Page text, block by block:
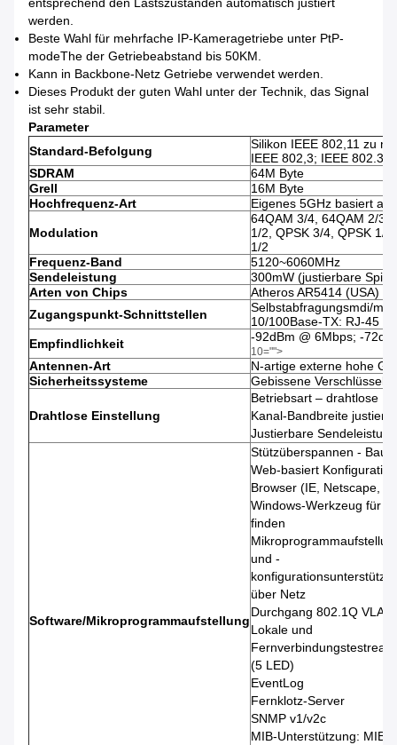
entsprechend den Lastszuständen automatisch justiert
werden.
Beste Wahl für mehrfache IP-Kameragetriebe unter PtP-
modeThe der Getriebeabstand bis 50KM.
Kann in Backbone-Netz Getriebe verwendet werden.
Dieses Produkt der guten Wahl unter der Technik, das Signal
ist sehr stabil.
Parameter
Standard-Befolgung
Silikon IEEE 802,11 zu
IEEE 802,3; IEEE
SDRAM
64M Byte
Grell
16M Byte
Hochfrequenz-Art
Eigenes 5GHz basiert
Modulation
64QAM 3/4, 64QAM 2/3,
1/2, QPSK 3/4, QPSK 1/
1/2
Frequenz-Band
5120~6060MHz
Sendeleistung
300mW (justierbare
Arten von Chips
Atheros AR5414 (USA)
Zugangspunkt-Schnittstellen
Selbstabfragungsmdi/
10/100Base-TX: RJ-45
Empfindlichkeit
-92dBm @ 6Mbps; -
10="">
Antennen-Art
N-artige externe hohe
Sicherheitssysteme
Gebissene
Drahtlose Einstellung
Betriebsart – drahtlose
Kanal-Bandbreite
Justierbare Sendeleistung
Software/Mikroprogrammaufstellung
Stützüberspannen -
Web-basiert
Browser (IE, Netscape,
Windows-Werkzeug für
finden
und -
über Netz
Durchgang 802.1Q VLAN
Lokale und
(5 LED)
EventLog
Fernklotz-Server
SNMP v1/v2c
MIB-Unterstützung: MIB